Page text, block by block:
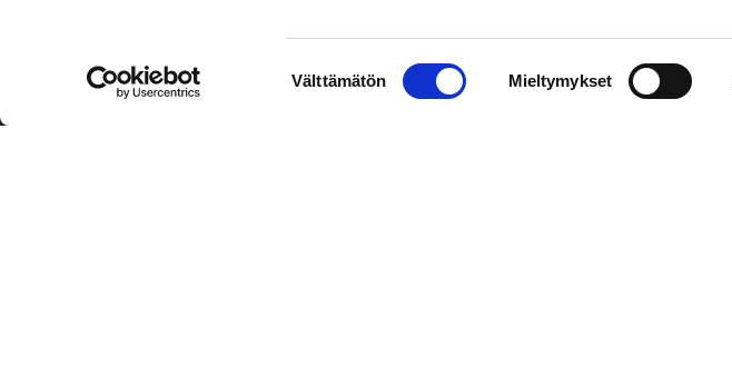
Välttämätön Mieltymykset
Hockey-Team Vaasan Sport Oy
YHTEYSTIEDOT
Puh: 02 01 555 600
sportshop@vaasansport.fi